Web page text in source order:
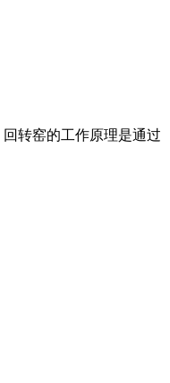
转窑的工作原理是通过